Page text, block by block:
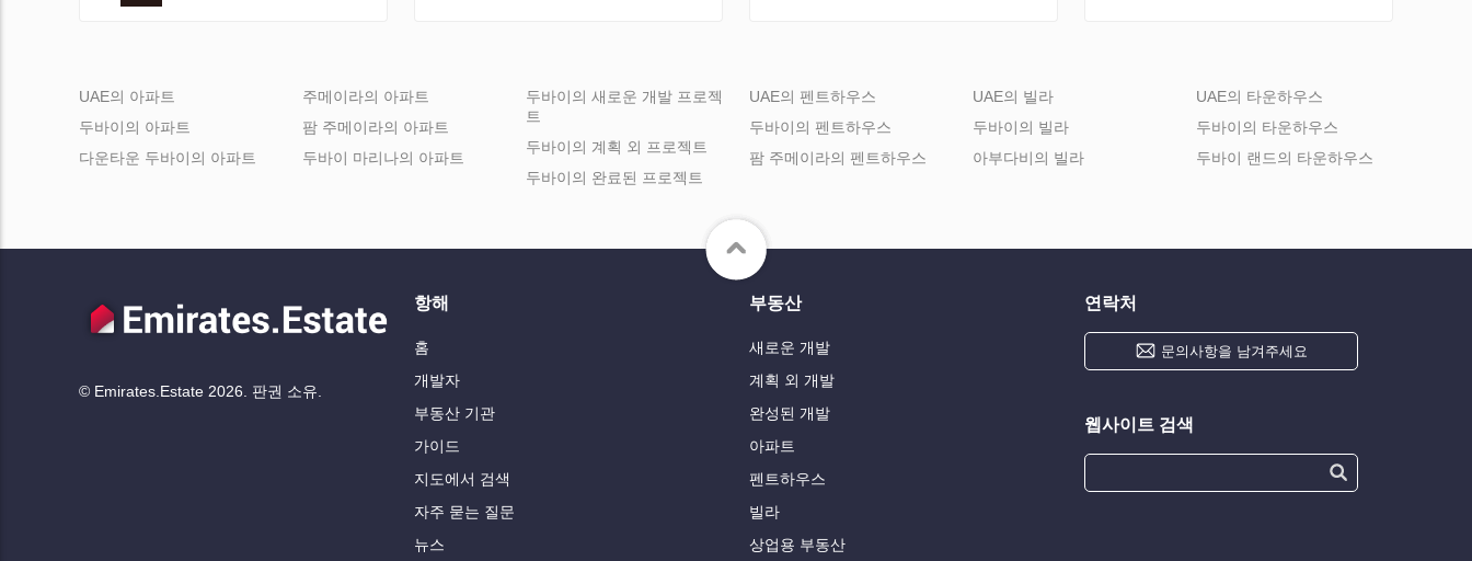
UAE의 아파트
두바이의 아파트
다운타운 두바이의 아파트
주메이라의 아파트
팜 주메이라의 아파트
두바이 마리나의 아파트
두바이의 새로운 개발 프로젝
트
두바이의 계획 외 프로젝트
두바이의 완료된 프로젝트
UAE의 펜트하우스
두바이의 펜트하우스
팜 주메이라의 펜트하우스
UAE의 빌라
두바이의 빌라
아부다비의 빌라
UAE의 타운하우스
두바이의 타운하우스
두바이 랜드의 타운하우스
© Emirates.Estate 2026. 판권 소유.
항해
홈
개발자
부동산 기관
가이드
지도에서 검색
자주 묻는 질문
뉴스
부동산
새로운 개발
계획 외 개발
완성된 개발
아파트
펜트하우스
빌라
상업용 부동산
연락처
문의사항을 남겨주세요
웹사이트 검색